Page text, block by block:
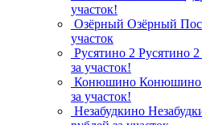
участок!
Озёрный Озёрный
участок
Русятино 2 Русятино 2
за участок!
Конюшино Конюшино
за участок!
Незабудкино